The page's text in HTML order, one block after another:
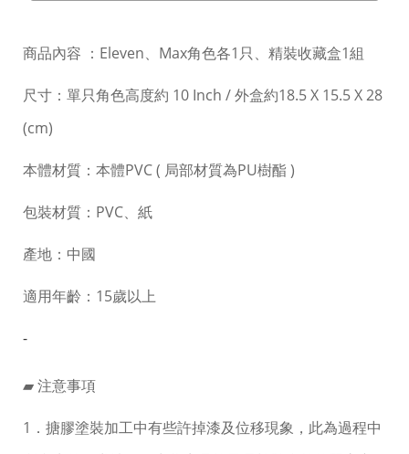
商品內容 ：Eleven、Max角色各1只、精裝收藏盒1組
尺寸：單只角色高度約 10 Inch / 外盒約18.5 X 15.5 X 28
(cm)
本體材質：本體PVC ( 局部材質為PU樹酯 )
包裝材質：PVC、紙
產地：中國
適用年齡：15歲以上
-
▰ 注意事項
1．搪膠塗裝加工中有些許掉漆及位移現象，此為過程中